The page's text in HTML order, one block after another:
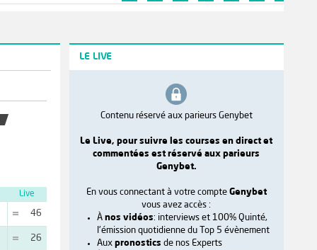
Live
46
26
LE LIVE
Contenu réservé aux parieurs Genybet
Le Live, pour suivre les courses en direct et
commentées est réservé aux parieurs
Genybet.
En vous connectant à votre compte Genybet
vous avez accès :
À nos vidéos: interviews et 100% Quinté,
l'émission quotidienne du Top 5 évènement
Aux pronostics de nos Experts